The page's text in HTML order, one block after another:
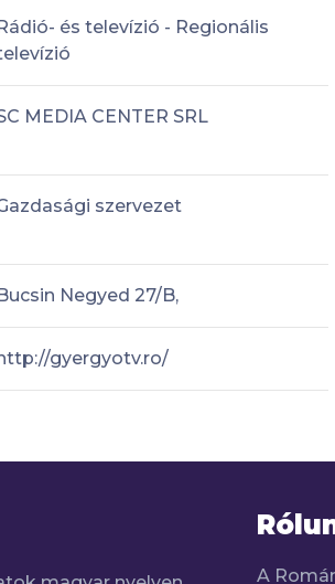
és televízió - Regionális
MEDIA CENTER SRL
szervezet
Negyed 27/B,
gyergyotv.ro/
A